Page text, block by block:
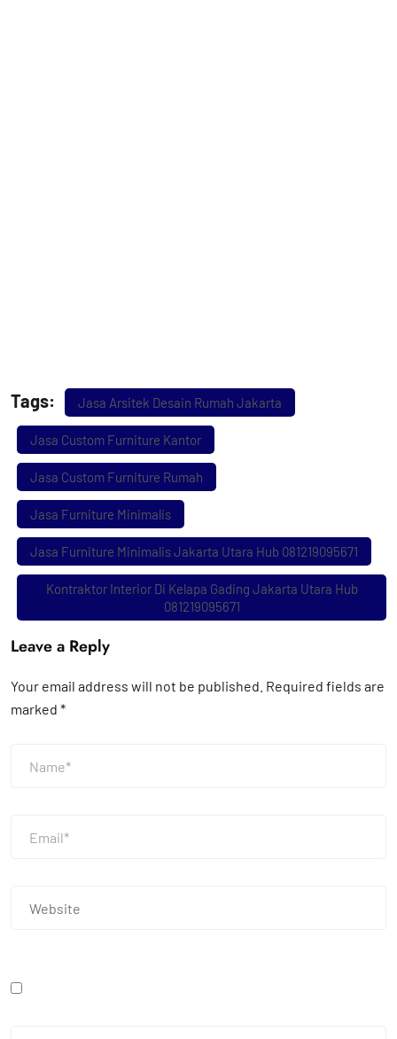
Tags: Jasa Arsitek Desain Rumah Jakarta
Jasa Custom Furniture Kantor
Jasa Custom Furniture Rumah
Jasa Furniture Minimalis
Jasa Furniture Minimalis Jakarta Utara Hub 081219095671
Kontraktor Interior Di Kelapa Gading Jakarta Utara Hub
081219095671
Leave a Reply
Your email address will not be published. Required fields are
marked *